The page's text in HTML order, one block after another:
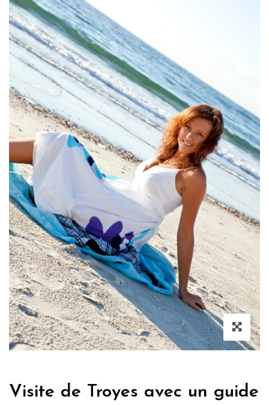
Visite de Troyes avec un guide